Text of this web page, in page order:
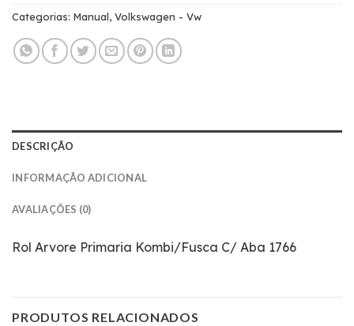
Categorias: Manual, Volkswagen - Vw
DESCRIÇÃO
INFORMAÇÃO ADICIONAL
AVALIAÇÕES (0)
Rol Arvore Primaria Kombi/Fusca C/ Aba 1766
PRODUTOS RELACIONADOS